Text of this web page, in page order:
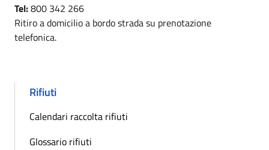
Tel:800 342 266
Ritiro a domicilio a bordo strada su prenotazione
telefonica.
Rifiuti
Calendari raccolta rifiuti
Glossario rifiuti